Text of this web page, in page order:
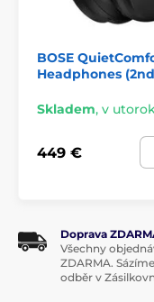
Produkt je
Kolem uší
BOSE
Headphones
Skladem, v utorok
449 €
Doprava
Všechny
ZDARMA.
odběr v